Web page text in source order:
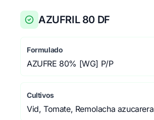
AZUFRIL 80 DF
Formulado
AZUFRE 80% [WG] P/P
Cultivos
Vid, Tomate, Remolacha azucarera